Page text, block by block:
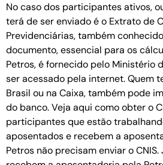
No caso dos participantes ativos,
terá de ser enviado é o Extrato de
Previdenciárias, também
documento, essencial para os
Petros, é fornecido pelo Ministério
ser acessado pela internet. Quem
Brasil ou na Caixa, também pode
do banco. Veja aqui como obter o
participantes que estão
aposentados e recebem a
Petros não precisam enviar o